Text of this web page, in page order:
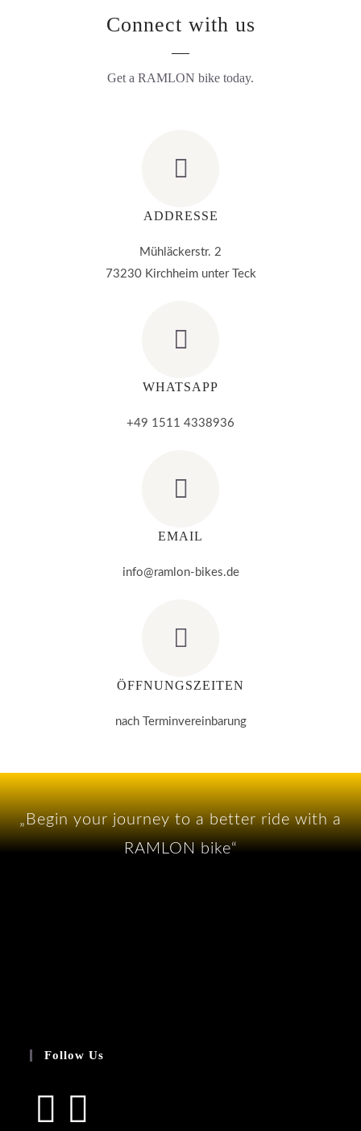
Connect with us
Get a RAMLON bike today.
ADDRESSE
Mühläckerstr. 2
73230 Kirchheim unter Teck
WHATSAPP
+49 1511 4338936
EMAIL
info@ramlon-bikes.de
ÖFFNUNGSZEITEN
nach Terminvereinbarung
„Begin your journey to a better ride with a
RAMLON bike“
Follow Us